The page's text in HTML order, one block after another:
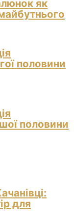
як
половини
половини
для